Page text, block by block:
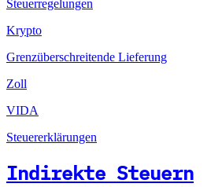
Steuerregelungen
Krypto
Grenzüberschreitende Lieferung
Zoll
VIDA
Steuererklärungen
Indirekte Steuern